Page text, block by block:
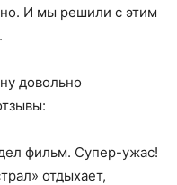
И мы решили с этим
довольно
фильм. Супер-ужас!
отдыхает,